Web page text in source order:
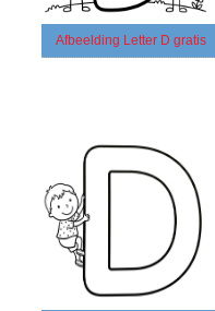
Afbeelding Letter D gratis